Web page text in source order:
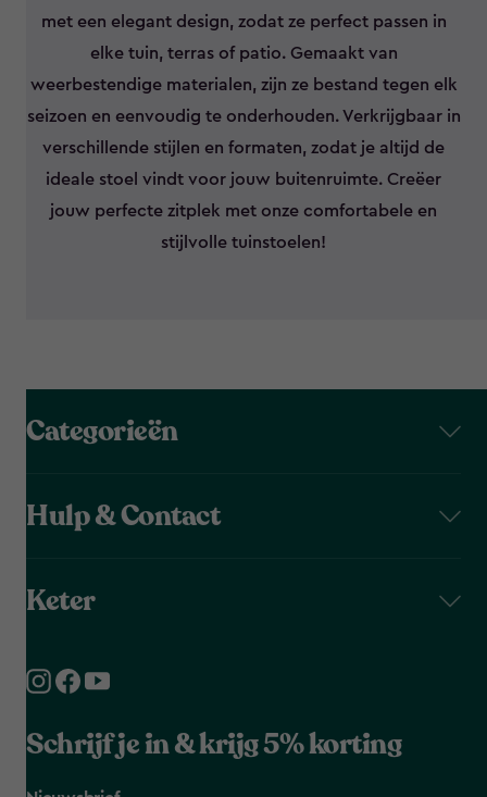
met een elegant design, zodat ze perfect passen in
elke tuin, terras of patio. Gemaakt van
weerbestendige materialen, zijn ze bestand tegen elk
seizoen en eenvoudig te onderhouden. Verkrijgbaar in
verschillende stijlen en formaten, zodat je altijd de
ideale stoel vindt voor jouw buitenruimte. Creëer
jouw perfecte zitplek met onze comfortabele en
stijlvolle tuinstoelen!
Categorieën
Hulp & Contact
Keter
Schrijf je in & krijg 5% korting